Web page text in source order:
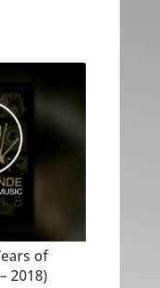
of
2018)